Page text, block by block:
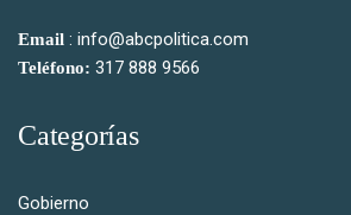
Email : info@abcpolitica.com
Teléfono: 317 888 9566
Categorías
Gobierno